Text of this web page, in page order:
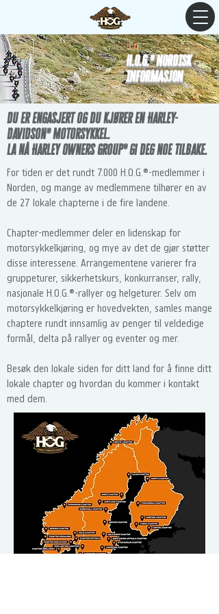
3.0
H.O.G.® NORDISK
INFORMASJON
Du er engasjert og du kjører en Harley-
Davidson® motorsykkel.
La nå Harley Owners Group® gi deg noe tilbake.
For tiden er det rundt 7.000 H.O.G.®-medlemmer i
Norden, og mange av medlemmene tilhører en av
de 27 lokale chapterne i de fire landene.
Chapter-medlemmer deler en lidenskap for
motorsykkelkjøring, og mye av det de gjør støtter
disse interessene. Arrangementene varierer fra
gruppeturer, sikkerhetskurs, konkurranser, rally,
nasjonale H.O.G.®-rallyer og helgeturer. Selv om
motorsykkelkjøring er hovedvekten, samles mange
chaptere rundt innsamlig av penger til veldedige
formål, delta på rallyer og eventer og mer.
Besøk den lokale siden for ditt land for å finne ditt
lokale chapter og hvordan du kommer i kontakt
med dem.